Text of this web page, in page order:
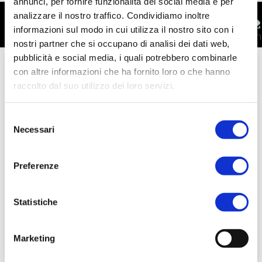
analizzare il nostro traffico. Condividiamo inoltre
informazioni sul modo in cui utilizza il nostro sito con i
nostri partner che si occupano di analisi dei dati web,
pubblicità e social media, i quali potrebbero combinarle
con altre informazioni che ha fornito loro o che hanno
raccolto dal suo utilizzo dei loro servizi.
delNecessari
Preferenze
Statistiche
Marketing
3 Feb
Fragranze Iconiche: i Profumi che
trasformando ogni creazione in un’espressione